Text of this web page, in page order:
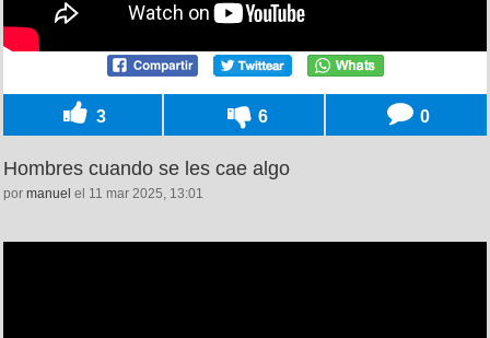
3 6 0
Hombres cuando se les cae algo
por manuel el 11 mar 2025, 13:01